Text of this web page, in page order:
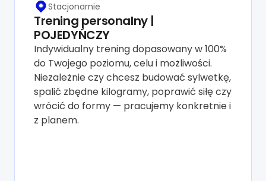
Stacjonarnie
Trening personalny |
POJEDYŃCZY
Indywidualny trening dopasowany w 100%
do Twojego poziomu, celu i możliwości.
Niezależnie czy chcesz budować sylwetkę,
spalić zbędne kilogramy, poprawić siłę czy
wrócić do formy — pracujemy konkretnie i
z planem.